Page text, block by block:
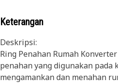
Keterangan
Deskripsi:
Ring Penahan Rumah
penahan yang digunakan
mengamankan dan menahan